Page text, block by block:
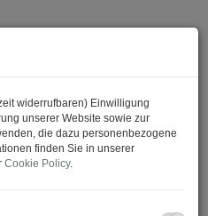
widerrufbaren) Einwilligung
unserer Website sowie zur
die dazu personenbezogene
finden Sie in unserer
Cookie Policy.